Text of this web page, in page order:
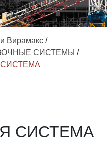
Вирамакс /
СИСТЕМЫ /
СИСТЕМА